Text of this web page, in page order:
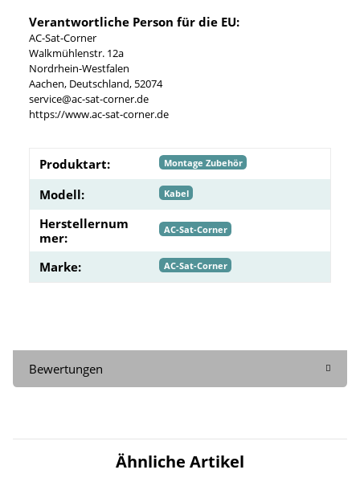
Verantwortliche Person für die EU:
AC-Sat-Corner
Walkmühlenstr. 12a
Nordrhein-Westfalen
Aachen, Deutschland, 52074
service@ac-sat-corner.de
https://www.ac-sat-corner.de
Produktart: Montage Zubehör
Modell: Kabel
Herstellernum
mer:
AC-Sat-Corner
Marke: AC-Sat-Corner
Bewertungen
Ähnliche Artikel